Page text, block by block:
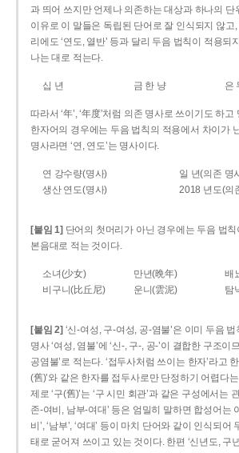
과 띄어 쓰지만 언제나 의존하는 대상과 하나의 단
이유로 이 말들은 독립된 단어로 잘 인식되지 않고
리에도 ‘연도, 열반’ 등과 달리 두음 법칙이 적용되
나는 대로 적는다.
십 년 금 한 냥 은
따라서 ‘年’, ‘年度’처럼 의존 명사로 쓰이기도 하
한자어의 경우에는 두음 법칙의 적용에서 차이가
명사라면 ‘연, 연도’는 명사이다.
연 강수량(명사)
일 년(의존 명
생산 연도(명사)
2018 년도(의
[붙임 1] 단어의 첫머리가 아닌 경우에는 두음 법
본음대로 적는 것이다.
소녀(少女) 만년(晩年)
배
비구니(比丘尼)
운니(雲泥) 탐
[붙임 2] ‘신-여성, 구-여성, 공-염불’은 이미 두음
명사 ‘여성, 염불’에 ‘신-, 구-, 공-’이 결합한 구조이
공염불’로 적는다. ‘접두사처럼 쓰이는 한자’라고
(舊)’와 같은 한자를 접두사로만 단정하기 어렵다
제로 ‘구(舊)’는 ‘구 시민 회관’과 같은 구성에서는
존­-여비, 남부-­여대’ 등은 엄밀히 말하면 합성어는
비’, ‘남부’, ‘여대’ 등이 마치 단어와 같이 인식되어
태로 굳어져 쓰이고 있는 것이다. 한편 ‘신년도, 구